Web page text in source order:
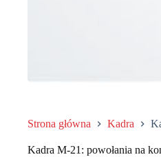
Strona główna Kadra
Kadra M-21: powołania na